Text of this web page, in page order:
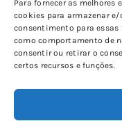
Para fornecer as melhores
cookies para armazenar
consentimento para
como comportamento de
consentir ou retirar o
certos recursos e funções.
pinos,